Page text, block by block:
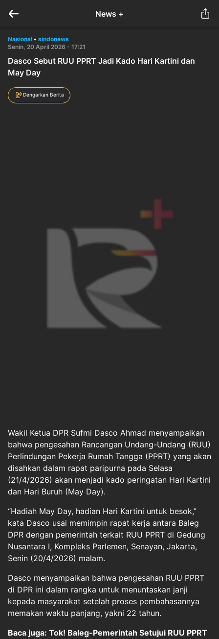
News +
Nasional • sindonews
Senin, 20 April 2026 - 17:21
Dasco Sebut RUU PPRT Jadi Kado Hari Kartini dan
May Day
Dengarkan Berita
Wakil Ketua DPR Sufmi Dasco Ahmad menyampaikan
bahwa pengesahan Rancangan Undang-Undang (RUU)
Perlindungan Pekerja Rumah Tangga (PPRT) yang akan
disahkan dalam rapat paripurna pada Selasa
(21/4/2026) akan menjadi kado peringatan Hari Kartini
dan Hari Buruh (May Day).
“Hadiah May Day, hadian Hari Kartini untuk besok,”
kata Dasco usai memimpin rapat kerja antara Baleg
DPR dengan pemerintah terkait RUU PPRT di Gedung
Nusantara I, Kompleks Parlemen, Senayan, Jakarta,
Senin (20/4/2026) malam.
Dasco menyampaikan bahwa pengesahan RUU PPRT
di DPR ini dalam rangka untuk menuntaskan janji
kepada masyarakat setelah proses pembahasannya
memakan waktu panjang, yakni 22 tahun.
Baca juga: Tok! Baleg-Pemerintah Setujui RUU PPRT